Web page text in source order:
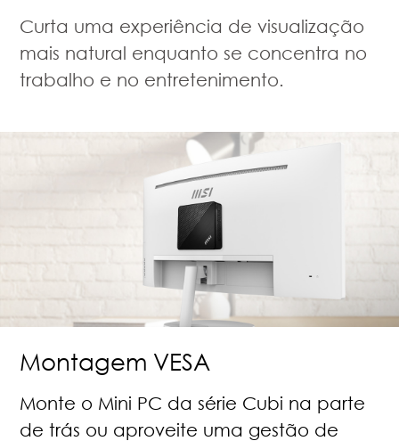
Curta uma experiência de visualização
mais natural enquanto se concentra no
trabalho e no entretenimento.
Montagem VESA
Monte o Mini PC da série Cubi na parte
de trás ou aproveite uma gestão de